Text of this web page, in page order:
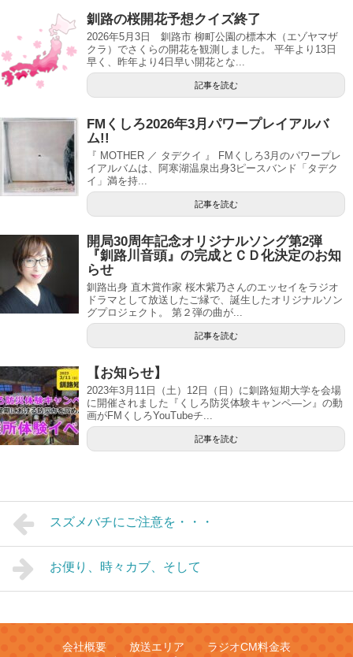
釧路の桜開花予想クイズ終了
2026年5月3日 釧路市 柳町公園の標本木（エゾヤマザ
クラ）でさくらの開花を観測しました。 平年より13日
早く、昨年より4日早い開花とな...
記事を読む
FMくしろ2026年3月パワープレイアルバ
ム!!
『 MOTHER ／ タデクイ 』 FMくしろ3月のパワープレ
イアルバムは、阿寒湖温泉出身3ピースバンド「タデク
イ」満を持...
記事を読む
開局30周年記念オリジナルソング第2弾
『釧路川音頭』の完成とＣＤ化決定のお知
らせ
釧路出身 直木賞作家 桜木紫乃さんのエッセイをラジオ
ドラマとして放送したご縁で、誕生したオリジナルソン
グプロジェクト。 第２弾の曲が...
記事を読む
【お知らせ】
2023年3月11日（土）12日（日）に釧路短期大学を会場
に開催されました『くしろ防災体験キャンペ―ン』の動
画がFMくしろYouTubeチ...
記事を読む
スズメバチにご注意を・・・
お便り、時々カブ、そして
会社概要 放送エリア
ラジオCM料金表